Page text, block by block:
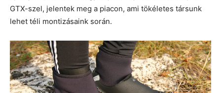
GTX-szel, jelentek meg a piacon, ami tökéletes társunk
lehet téli montizásaink során.